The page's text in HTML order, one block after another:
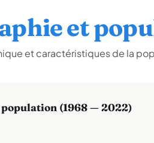
et
et caractéristiques de la
(1968 — 2022)